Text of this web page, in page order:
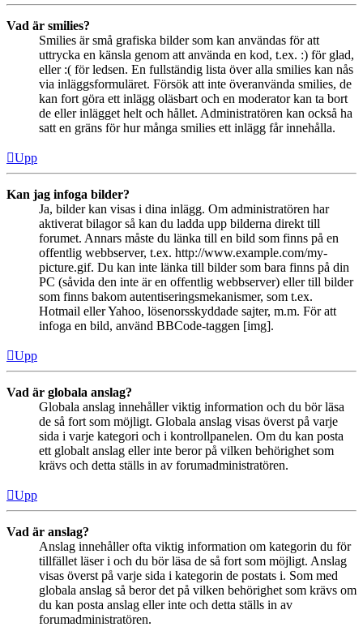
Vad är smilies?
Smilies är små grafiska bilder som kan användas för att
uttrycka en känsla genom att använda en kod, t.ex. :) för glad,
eller :( för ledsen. En fullständig lista över alla smilies kan nås
via inläggsformuläret. Försök att inte överanvända smilies, de
kan fort göra ett inlägg oläsbart och en moderator kan ta bort
de eller inlägget helt och hållet. Administratören kan också ha
satt en gräns för hur många smilies ett inlägg får innehålla.
Upp
Kan jag infoga bilder?
Ja, bilder kan visas i dina inlägg. Om administratören har
aktiverat bilagor så kan du ladda upp bilderna direkt till
forumet. Annars måste du länka till en bild som finns på en
offentlig webbserver, t.ex. http://www.example.com/my-
picture.gif. Du kan inte länka till bilder som bara finns på din
PC (såvida den inte är en offentlig webbserver) eller till bilder
som finns bakom autentiseringsmekanismer, som t.ex.
Hotmail eller Yahoo, lösenorsskyddade sajter, m.m. För att
infoga en bild, använd BBCode-taggen [img].
Upp
Vad är globala anslag?
Globala anslag innehåller viktig information och du bör läsa
de så fort som möjligt. Globala anslag visas överst på varje
sida i varje kategori och i kontrollpanelen. Om du kan posta
ett globalt anslag eller inte beror på vilken behörighet som
krävs och detta ställs in av forumadministratören.
Upp
Vad är anslag?
Anslag innehåller ofta viktig information om kategorin du för
tillfället läser i och du bör läsa de så fort som möjligt. Anslag
visas överst på varje sida i kategorin de postats i. Som med
globala anslag så beror det på vilken behörighet som krävs om
du kan posta anslag eller inte och detta ställs in av
forumadministratören.